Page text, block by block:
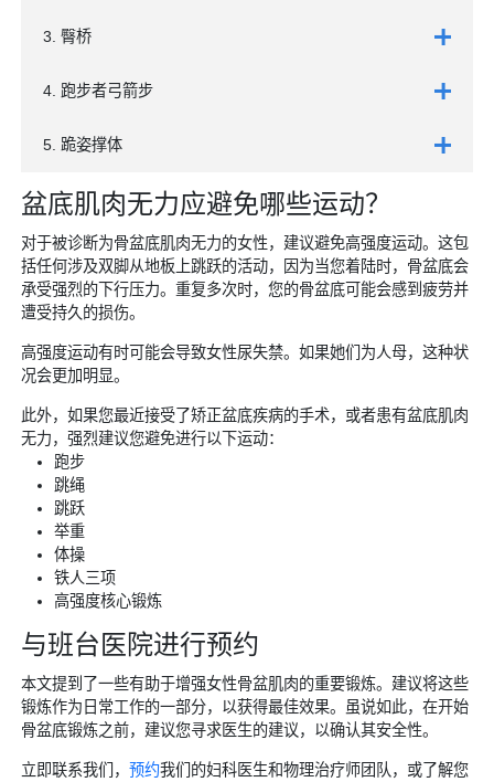
3. 臀桥
4. 跑步者弓箭步
5. 跪姿撑体
盆底肌肉无力应避免哪些运动？
对于被诊断为骨盆底肌肉无力的女性，建议避免高强度运动。这包
括任何涉及双脚从地板上跳跃的活动，因为当您着陆时，骨盆底会
承受强烈的下行压力。重复多次时，您的骨盆底可能会感到疲劳并
遭受持久的损伤。
高强度运动有时可能会导致女性尿失禁。如果她们为人母，这种状
况会更加明显。
此外，如果您最近接受了矫正盆底疾病的手术，或者患有盆底肌肉
无力，强烈建议您避免进行以下运动：
跑步
跳绳
跳跃
举重
体操
铁人三项
高强度核心锻炼
与班台医院进行预约
本文提到了一些有助于增强女性骨盆肌肉的重要锻炼。建议将这些
锻炼作为日常工作的一部分，以获得最佳效果。虽说如此，在开始
骨盆底锻炼之前，建议您寻求医生的建议，以确认其安全性。
立即联系我们， 预约我们的妇科医生和物理治疗师团队，或了解您